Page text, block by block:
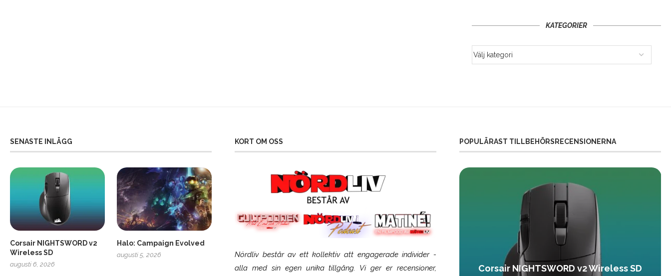
KATEGORIER
SENASTE INLÄGG
Corsair NIGHTSWORD v2
Wireless SD
augusti 6, 2026
Halo: Campaign Evolved
augusti 5, 2026
KORT OM OSS
Nördliv består av ett kollektiv att engagerade individer -
alla med sin egen unika tillgång. Vi ger er recensioner,
POPULÄRAST TILLBEHÖRSRECENSIONERNA
SCUF Gaming Omega Corsair NIGHTSWORD v2 Wireless SD